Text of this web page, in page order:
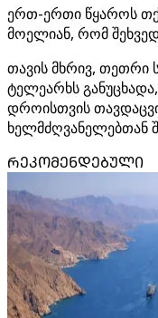
ერთ-ერთი წყაროს
მოელიან, რომ
თავის მხრივ, თეთრი
ტელეარხს
დროისთვის
ხელმძღვანელებთან
ᲠᲔᲙᲝᲛᲔᲜᲓᲔᲑᲣᲚᲘ